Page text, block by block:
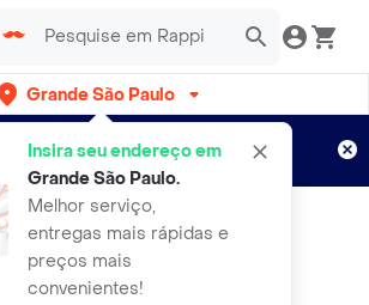
Grande São Paulo
Insira seu endereço em
Grande São Paulo.
Melhor serviço,
entregas mais rápidas e
preços mais
convenientes!
grátis por 15 dias!
Aplicam T&C
Endurance
Antitranspirante